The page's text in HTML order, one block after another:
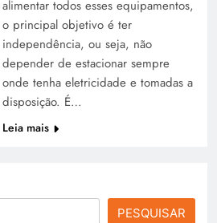
alimentar todos esses equipamentos,
o principal objetivo é ter
independência, ou seja, não
depender de estacionar sempre
onde tenha eletricidade e tomadas a
disposição. É…
Leia mais
PESQUISAR